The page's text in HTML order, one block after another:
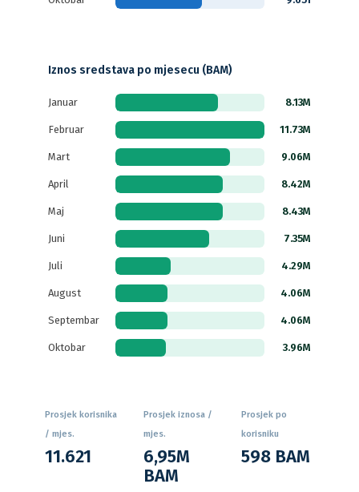
Iznos sredstava po mjesecu (BAM)
Januar 8.13M
Februar 11.73M
Mart 9.06M
April 8.42M
Maj 8.43M
Juni 7.35M
Juli 4.29M
August 4.06M
Septembar 4.06M
Oktobar 3.96M
Prosjek korisnika
/ mjes.
11.621
Prosjek iznosa /
mjes.
6,95M
BAM
Prosjek po
korisniku
598 BAM